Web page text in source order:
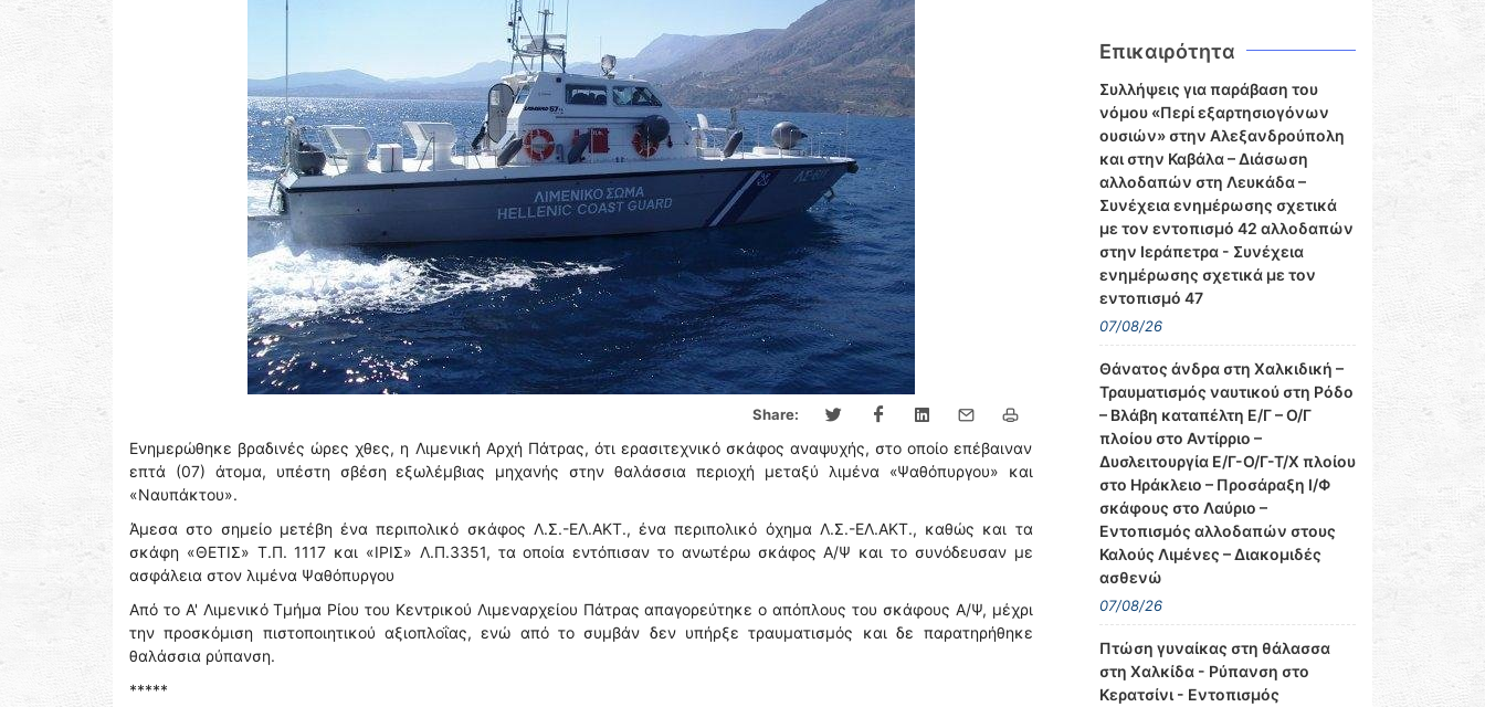
Share:
Ενημερώθηκε βραδινές ώρες χθες, η Λιμενική Αρχή Πάτρας, ότι ερασιτεχνικό σκάφος αναψυχής, στο οποίο επέβαιναν
επτά (07) άτομα, υπέστη σβέση εξωλέμβιας μηχανής στην θαλάσσια περιοχή μεταξύ λιμένα «Ψαθόπυργου» και
«Ναυπάκτου».
Άμεσα στο σημείο μετέβη ένα περιπολικό σκάφος Λ.Σ.-ΕΛ.ΑΚΤ., ένα περιπολικό όχημα Λ.Σ.-ΕΛ.ΑΚΤ., καθώς και τα
σκάφη «ΘΕΤΙΣ» Τ.Π. 1117 και «ΙΡΙΣ» Λ.Π.3351, τα οποία εντόπισαν το ανωτέρω σκάφος Α/Ψ και το συνόδευσαν με
ασφάλεια στον λιμένα Ψαθόπυργου
Από το Α' Λιμενικό Τμήμα Ρίου του Κεντρικού Λιμεναρχείου Πάτρας απαγορεύτηκε ο απόπλους του σκάφους Α/Ψ, μέχρι
την προσκόμιση πιστοποιητικού αξιοπλοΐας, ενώ από το συμβάν δεν υπήρξε τραυματισμός και δε παρατηρήθηκε
θαλάσσια ρύπανση.
*****
Επικαιρότητα
Συλλήψεις για παράβαση του
νόμου «Περί εξαρτησιογόνων
ουσιών» στην Αλεξανδρούπολη
και στην Καβάλα – Διάσωση
αλλοδαπών στη Λευκάδα –
Συνέχεια ενημέρωσης σχετικά
με τον εντοπισμό 42 αλλοδαπών
στην Ιεράπετρα - Συνέχεια
ενημέρωσης σχετικά με τον
εντοπισμό 47
07/08/26
Θάνατος άνδρα στη Χαλκιδική –
Τραυματισμός ναυτικού στη Ρόδο
– Βλάβη καταπέλτη Ε/Γ – Ο/Γ
πλοίου στο Αντίρριο –
Δυσλειτουργία Ε/Γ-Ο/Γ-Τ/Χ πλοίου
στο Ηράκλειο – Προσάραξη Ι/Φ
σκάφους στο Λαύριο –
Εντοπισμός αλλοδαπών στους
Καλούς Λιμένες – Διακομιδές
ασθενώ
07/08/26
Πτώση γυναίκας στη θάλασσα
στη Χαλκίδα - Ρύπανση στο
Κερατσίνι - Εντοπισμός